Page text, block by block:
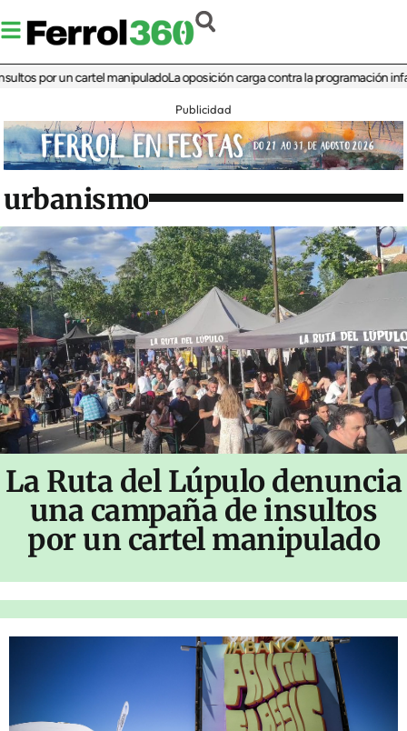
por un cartel manipuladoLa oposición carga contra la programación infantil
Publicidad
urbanismo
La Ruta del Lúpulo denuncia
una campaña de insultos
por un cartel manipulado